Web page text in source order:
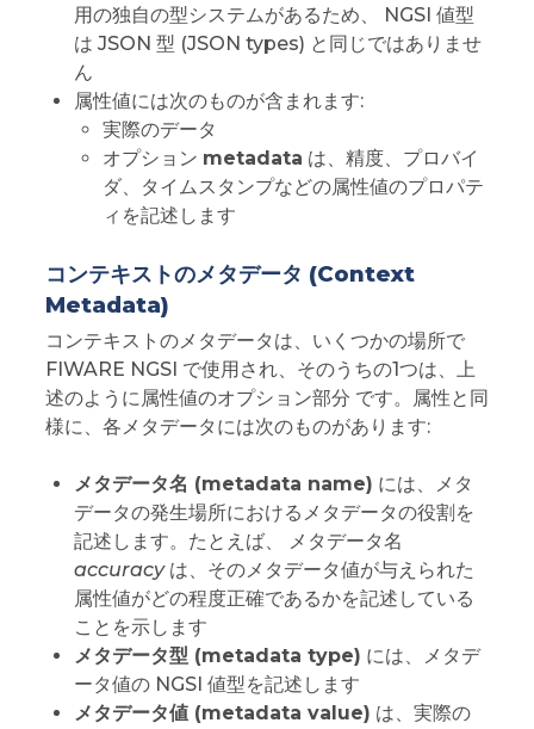
用の独自の型システムがあるため、 NGSI 値型
は JSON 型 (JSON types) と同じではありませ
ん
属性値には次のものが含まれます:
実際のデータ
オプション metadata は、精度、プロバイ
ダ、タイムスタンプなどの属性値のプロパテ
ィを記述します
コンテキストのメタデータ (Context
Metadata)
コンテキストのメタデータは、いくつかの場所で
FIWARE NGSI で使用され、そのうちの1つは、上
述のように属性値のオプション部分 です。属性と同
様に、各メタデータには次のものがあります:
メタデータ名 (metadata name) には、メタ
データの発生場所におけるメタデータの役割を
記述します。たとえば、 メタデータ名
accuracyは、そのメタデータ値が与えられた
属性値がどの程度正確であるかを記述している
ことを示します
メタデータ型 (metadata type) には、メタデ
ータ値の NGSI 値型を記述します
メタデータ値 (metadata value) は、実際の